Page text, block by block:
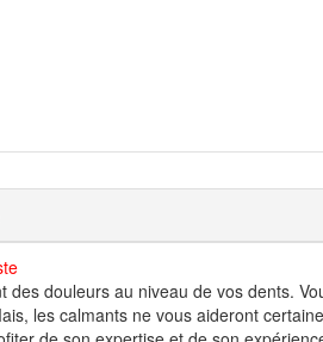
des douleurs au niveau de vos dents.
les calmants ne vous aideront